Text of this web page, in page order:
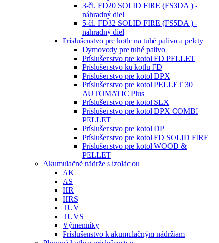
3-čl. FD20 SOLID FIRE (FS3DA ) -
náhradný diel
5-čl. FD32 SOLID FIRE (FS5DA ) -
náhradný diel
Príslušenstvo pre kotle na tuhé palivo a pelety
Dymovody pre tuhé palivo
Príslušenstvo pre kotol FD PELLET
Príslušenstvo ku kotlu FD
Príslušenstvo pre kotol DPX
Príslušenstvo pre kotol PELLET 30
AUTOMATIC Plus
Príslušenstvo pre kotol SLX
Príslušenstvo pre kotol DPX COMBI
PELLET
Príslušenstvo pre kotol DP
Príslušenstvo pre kotol FD SOLID FIRE
Príslušenstvo pre kotol WOOD &
PELLET
Akumulačné nádrže s izoláciou
AK
AS
HR
HRS
TUV
TUVS
Výmenníky
Príslušenstvo k akumulačným nádržiam